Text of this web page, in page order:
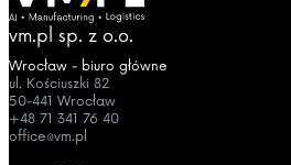
vm.pl sp. z o.o.
Wrocław - biuro główne
ul. Kościuszki 82
50-441 Wrocław
+48 71 341 76 40
office@vm.pl